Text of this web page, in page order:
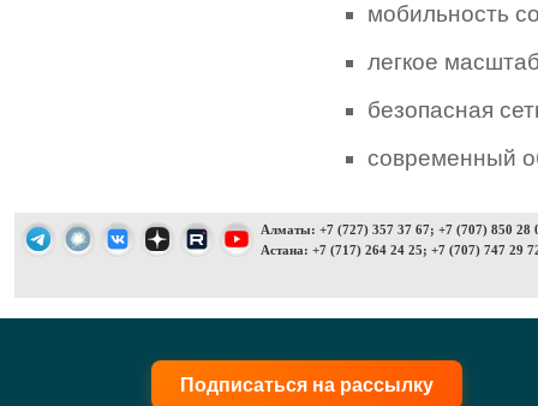
мобильность
легкое
безопасная
современный
Алматы: +7 (727) 357 37 67; +7 (707) 850 28
Астана: +7 (717) 264 24 25; +7 (707) 747 29
Подписаться на рассылку